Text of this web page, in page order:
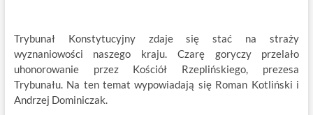
Trybunał Konstytucyjny zdaje się stać na straży
wyznaniowości naszego kraju. Czarę goryczy przelało
uhonorowanie przez Kościół Rzeplińskiego, prezesa
Trybunału. Na ten temat wypowiadają się Roman Kotliński i
Andrzej Dominiczak.